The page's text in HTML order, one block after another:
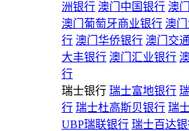
洲银行 澳门中国银行 澳
澳门葡萄牙商业银行 澳
行 澳门华侨银行 澳门交
大丰银行 澳门汇业银行
行
瑞士银行 瑞士富地银行
行 瑞士杜高斯贝银行 瑞
UBP瑞联银行 瑞士百达